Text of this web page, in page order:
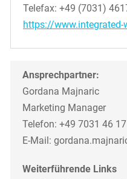
Telefax: +49 (7031)
https://www.integrated-
Ansprechpartner:
Gordana Majnaric
Marketing Manager
Telefon: +49 7031 46
E-Mail:
Weiterführende Links